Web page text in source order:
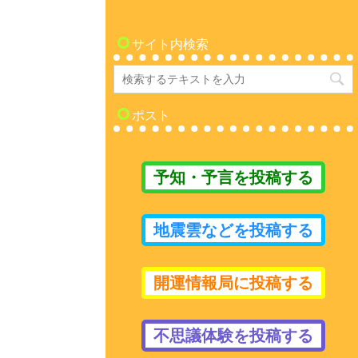
サイト内検索
ポスト
予知・予言を投稿する
地震雲などを投稿する
開運情報局に投稿する
不思議体験を投稿する